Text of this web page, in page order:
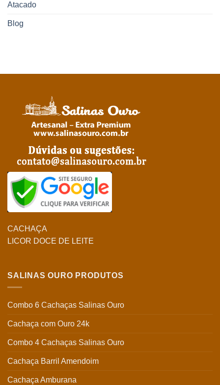
Atacado
Blog
CACHAÇA
LICOR DOCE DE LEITE
SALINAS OURO PRODUTOS
Combo 6 Cachaças Salinas Ouro
Cachaça com Ouro 24k
Combo 4 Cachaças Salinas Ouro
Cachaça Barril Amendoim
Cachaça Amburana